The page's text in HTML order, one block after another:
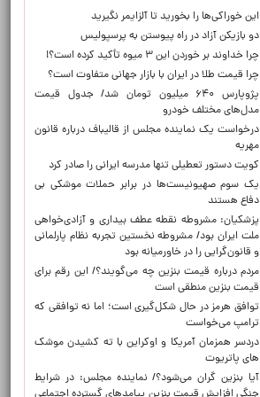
این خوراکی‌ها را بخورید تا آلزایمر نگیرید
دو بازیکن آزاد در راه پیوستن به پرسپولیس
چرا خداوند بر خوردن این ۳ میوه تأکید کرده است؟!
چرا قیمت طلا در ایران با بازار جهانی متفاوت است؟
پژوپارس ۶۴۰ میلیون تومان شد/ جدول قیمت
مدل‌های مختلف خودرو
درخواست یک نماینده مجلس از قالیباف درباره قانون
مهریه
کویت دستور تعطیلی تنها مدرسه ایرانی را صادر کرد
یک‌ سوم صهیونیست‌ها در برابر حملات موشکی بی
دفاع هستند
پزشکیان: مشروطه نقطه عطف بیداری و آزادی‌خواهی
ملت ایران بود/ مشروطه نخستین تجربه نظام پارلمانی
و قانون‌گرایی را در خاورمیانه بود
مردم درباره قیمت بنزین چه می‌گویند؟/ این رقم برای
قیمت بنزین منطقی است
توافق هرمز در حال شکل‌گیری است؛ اما نه توافقی که
ترامپ می‌خواست
دردسر همزمان آمریکا و اوکراین با ته کشیدن موشک
های پاتریوت
آیا بنزین گران می‌شود؟/ نماینده مجلس: در شرایط